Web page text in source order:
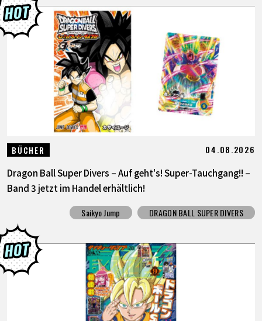
SPECIALS
INFOS
LANGUAGE
EN FR
BÜCHER 04.08.2026
Dragon Ball Super Divers – Auf geht's! Super-Tauchgang!! –
Band 3 jetzt im Handel erhältlich!
Saikyo Jump DRAGON BALL SUPER DIVERS